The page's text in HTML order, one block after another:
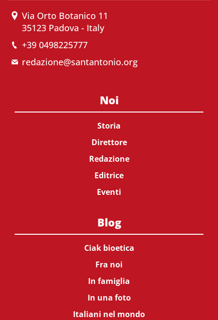
Via Orto Botanico 11
35123 Padova - Italy
+39 0498225777
redazione@santantonio.org
Noi
Storia
Direttore
Redazione
Editrice
Eventi
Blog
Ciak bioetica
Fra noi
In famiglia
In una foto
Italiani nel mondo